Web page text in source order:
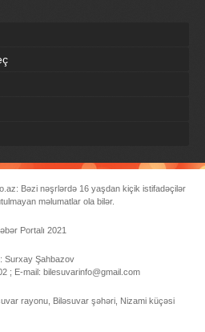
Bəzi nəşrlərdə 16 yaşdan kiçik istifadəçilər
məlumatlar ola bilər.
Portalı 2021
Surxay Şahbazov
; E-mail: bilesuvarinfo@gmail.com
rayonu, Biləsuvar şəhəri, Nizami küçəsi